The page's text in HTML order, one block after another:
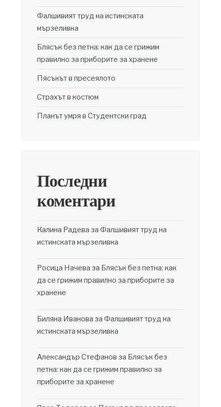
Фалшивият труд на истинската
мързеливка
Блясък без петна: как да се грижим
правилно за приборите за хранене
Пясъкът в пресеялото
Страхът в костюм
Планът умря в Студентски град
Последни
коментари
Калина Радева за Фалшивият труд на
истинската мързеливка
Росица Начева за Блясък без петна: как
да се грижим правилно за приборите за
хранене
Биляна Иванова за Фалшивият труд на
истинската мързеливка
Александър Стефанов за Блясък без
петна: как да се грижим правилно за
приборите за хранене